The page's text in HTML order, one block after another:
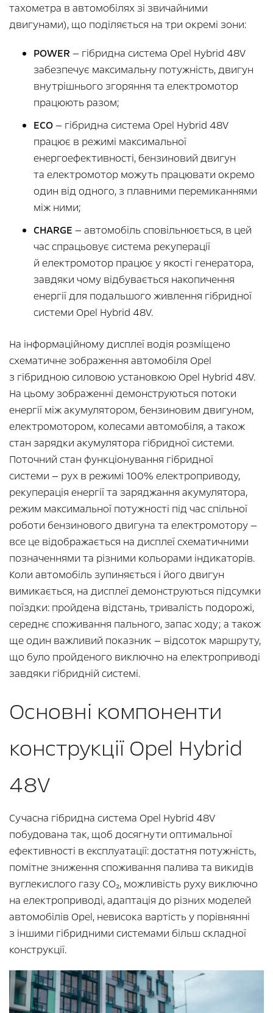
тахометра в автомобілях зі звичайними
двигунами), що поділяється на три окремі зони:
POWER — гібридна система Opel Hybrid 48V
забезпечує максимальну потужність, двигун
внутрішнього згоряння та електромотор
працюють разом;
ECO— гібридна система Opel Hybrid 48V
працює в режимі максимальної
енергоефективності, бензиновий двигун
та електромотор можуть працювати окремо
один від одного, з плавними перемиканнями
між ними;
CHARGE — автомобіль сповільнюється, в цей
час спрацьовує система рекуперації
й електромотор працює у якості генератора,
завдяки чому відбувається накопичення
енергії для подальшого живлення гібридної
системи Opel Hybrid 48V.
На інформаційному дисплеї водія розміщено
схематичне зображення автомобіля Opel
з гібридною силовою установкою Opel Hybrid 48V.
На цьому зображенні демонструються потоки
енергії між акумулятором, бензиновим двигуном,
електромотором, колесами автомобіля, а також
стан зарядки акумулятора гібридної системи.
Поточний стан функціонування гібридної
системи — рух в режимі 100% електроприводу,
рекуперація енергії та заряджання акумулятора,
режим максимальної потужності під час спільної
роботи бензинового двигуна та електромотору —
все це відображається на дисплеї схематичними
позначеннями та різними кольорами індикаторів.
Коли автомобіль зупиняється і його двигун
вимикається, на дисплеї демонструються підсумки
поїздки: пройдена відстань, тривалість подорожі,
середнє споживання пального, запас ходу; а також
ще один важливий показник — відсоток маршруту,
що було пройденого виключно на електроприводі
завдяки гібридній системі.
Основні компоненти
конструкції Opel Hybrid
48V
Сучасна гібридна система Opel Hybrid 48V
побудована так, щоб досягнути оптимальної
ефективності в експлуатації: достатня потужність,
помітне зниження споживання палива та викидів
вуглекислого газу CO₂, можливість руху виключно
на електроприводі, адаптація до різних моделей
автомобілів Opel, невисока вартість у порівнянні
з іншими гібридними системами більш складної
конструкції.